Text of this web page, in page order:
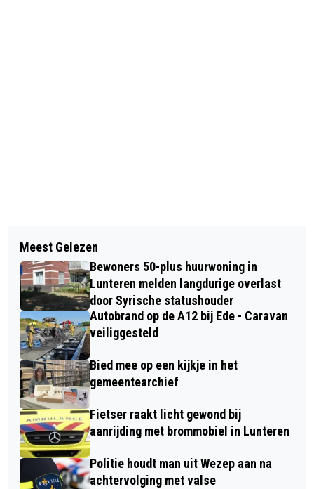
KETTINGBOTSING MET VEEL SCHADE
OP A1 BIJ BARNEVELD
NACHTZWALUWEXCURSIE
Meest Gelezen
Bewoners 50-plus huurwoning in
Lunteren melden langdurige overlast
door Syrische statushouder
Autobrand op de A12 bij Ede - Caravan
veiliggesteld
Bied mee op een kijkje in het
gemeentearchief
Fietser raakt licht gewond bij
aanrijding met brommobiel in Lunteren
Politie houdt man uit Wezep aan na
achtervolging met valse